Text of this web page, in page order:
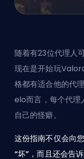
随着有23位代理人
现在是开始玩
格都有适合他的代
elo而言，每个代理
自己的怪癖。
这份指南不仅会向
“坏”，而且还会告